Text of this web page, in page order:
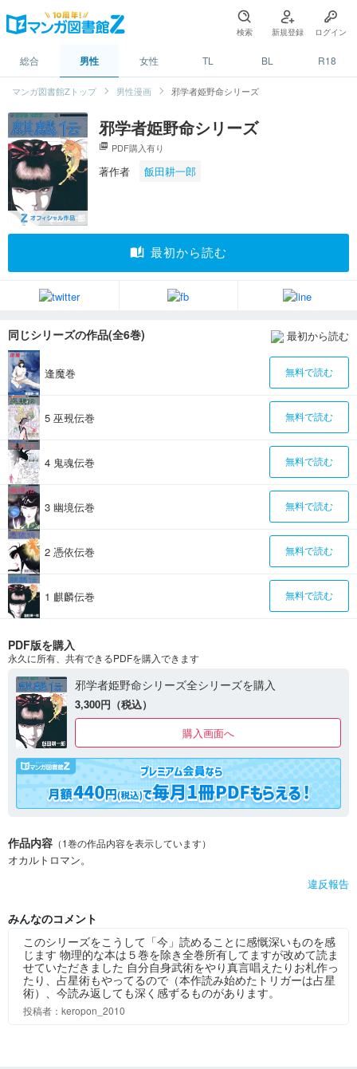
検索 新規登録 ログイン
総合 男性 女性 TL BL R18
マンガ図書館Zトップ 男性漫画 邪学者姫野命シリーズ
邪学者姫野命シリーズ
picture_as_pdf PDF購入有り
著作者 飯田耕一郎
auto_stories 最初から読む
同じシリーズの作品(全6巻) 最初から読む
逢魔巻 無料で読む
5 巫覡伝巻 無料で読む
4 鬼魂伝巻 無料で読む
3 幽境伝巻 無料で読む
2 憑依伝巻 無料で読む
1 麒麟伝巻 無料で読む
PDF版を購入
永久に所有、共有できるPDFを購入できます
邪学者姫野命シリーズ全シリーズを購入
3,300円（税込）
購入画面へ
作品内容 （1巻の作品内容を表示しています）
オカルトロマン。
違反報告
みんなのコメント
このシリーズをこうして「今」読めることに感慨深いものを感
じます 物理的な本は５巻を除き全巻所有してますが改めて読ま
せていただきました 自分自身武術をやり真言唱えたりお札作っ
たり、占星術もやってるので（本作読み始めたトリガーは占星
術）、今読み返しても深く感ずるものがあります。
投稿者：keropon_2010